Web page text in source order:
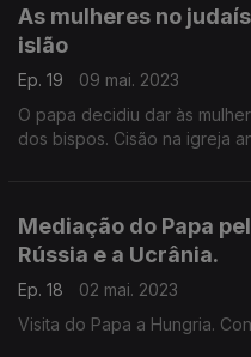
As mulheres no
islão
Ep. 19
09 mai. 2023
O papa decidiu dar às
dos bispos. Cisão na igreja
Mediação do Papa
Rússia e a Ucrânia.
Ep. 18
02 mai. 2023
Visita do Papa a Hungria.